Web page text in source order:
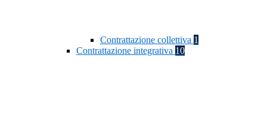
Contrattazione collettiva 1
Contrattazione integrativa 10